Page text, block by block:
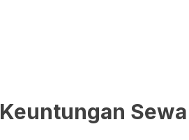
Keuntungan